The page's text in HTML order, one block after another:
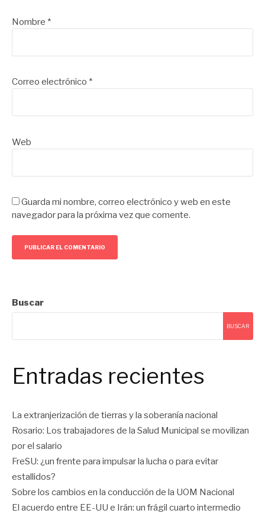
Nombre *
Correo electrónico *
Web
Guarda mi nombre, correo electrónico y web en este
navegador para la próxima vez que comente.
Buscar
BUSCAR
Entradas recientes
La extranjerización de tierras y la soberanía nacional
Rosario: Los trabajadores de la Salud Municipal se movilizan
por el salario
FreSU: ¿un frente para impulsar la lucha o para evitar
estallidos?
Sobre los cambios en la conducción de la UOM Nacional
El acuerdo entre EE-UU e Irán: un frágil cuarto intermedio